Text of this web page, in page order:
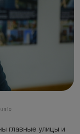
главные улицы и